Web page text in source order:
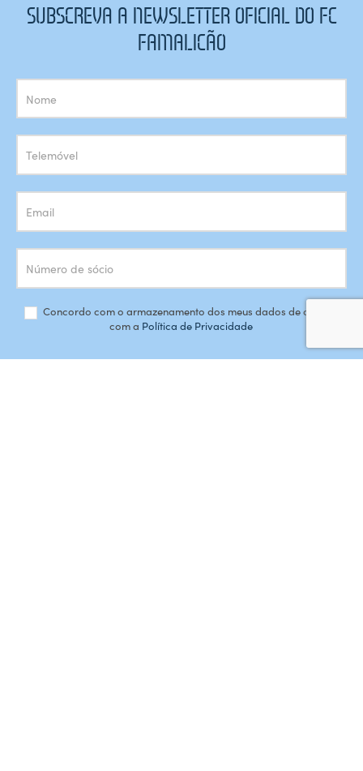
SUBSCREVA A NEWSLETTER OFICIAL DO FC
FAMALICÃO
Subscrição
Newsletter
Concordo com o armazenamento dos meus dados de acordo
com a Política de Privacidade